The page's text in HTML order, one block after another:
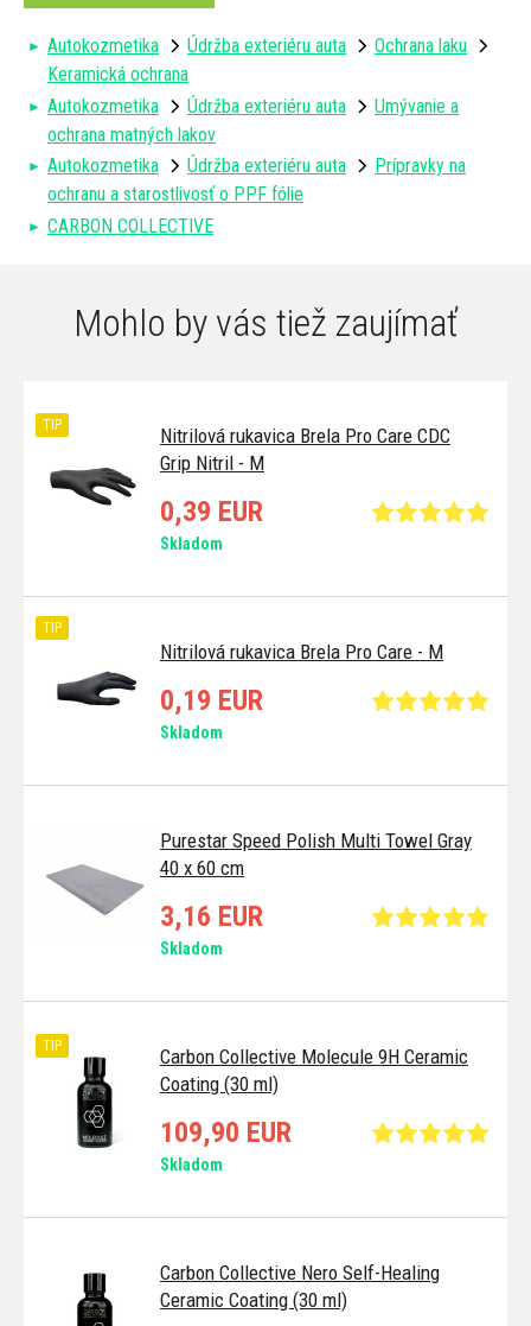
Autokozmetika Údržba exteriéru auta
Ochrana laku
Keramická ochrana
Autokozmetika
Údržba exteriéru auta
Umývanie a
ochrana matných lakov
Autokozmetika
Údržba exteriéru auta
Prípravky na
ochranu a starostlivosť o PPF fólie
CARBON COLLECTIVE
Mohlo by vás tiež zaujímať
Nitrilová rukavica Brela Pro Care CDC
Grip Nitril - M
TIP
0,39 EUR
Skladom
Nitrilová rukavica Brela Pro Care - M
TIP
0,19 EUR
Skladom
Purestar Speed Polish Multi Towel Gray
40 x 60 cm
3,16 EUR
Skladom
Carbon Collective Molecule 9H Ceramic
Coating (30 ml)
TIP
109,90 EUR
Skladom
Carbon Collective Nero Self-Healing
Ceramic Coating (30 ml)